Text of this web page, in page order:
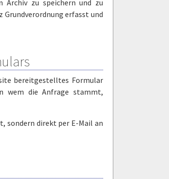
Archiv zu speichern und zu
erfasst und
bereitgestelltes Formular
wem die Anfrage stammt,
sondern direkt per E-Mail an